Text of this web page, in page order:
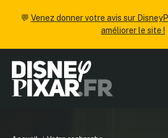
💬 Venez donner votre avis sur
améliorer le site !